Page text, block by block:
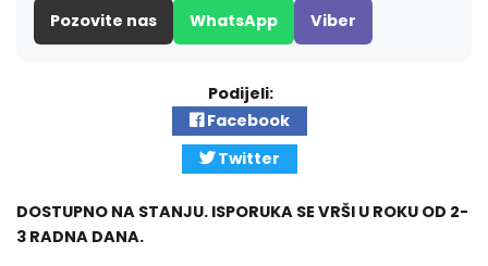
Pozovite nas WhatsApp Viber
Podijeli:
Facebook
Twitter
DOSTUPNO NA STANJU. ISPORUKA SE VRŠI U ROKU OD 2-
3 RADNA DANA.